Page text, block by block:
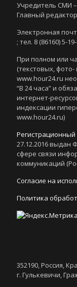
Учредитель СМИ –
Главный
Электронная
; тел. 8 (86160) 5-
При полном или
(текстовых,
www.hour24.ru
“В 24 часа” и
интернет-
индексации
www.hour24.ru)
27.12.2016 выдан
сфере связи
коммуникаций
Согласие на
Политика
352190, Россия,
г. Гулькевичи,